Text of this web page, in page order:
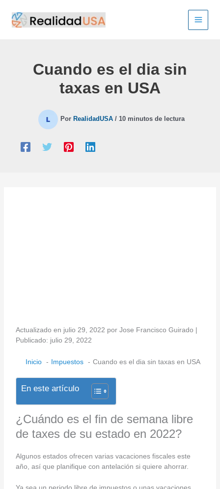
contenido
Cuando es el dia sin
taxas en USA
Por RealidadUSA / 10 minutos de lectura
Actualizado en julio 29, 2022 por Jose Francisco Guirado |
Publicado: julio 29, 2022
Inicio Impuestos Cuando es el dia sin taxas en USA
En este artículo
¿Cuándo es el fin de semana libre
de taxes de su estado en 2022?
Algunos estados ofrecen varias vacaciones fiscales este
año, así que planifique con antelación si quiere ahorrar.